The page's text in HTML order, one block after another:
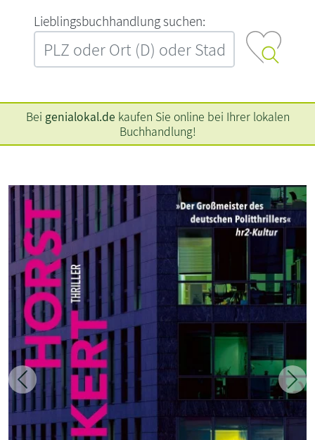
L‍i‍e‍b‍l‍i‍n‍g‍s‍b‍u‍c‍h‍h‍a‍n‍d‍l‍u‍n‍g‍ ‍s‍u‍c‍h‍e‍n‍:‍
Bei genialokal.de kaufen Sie online bei Ihrer lokalen
Buchhandlung!
Zurück